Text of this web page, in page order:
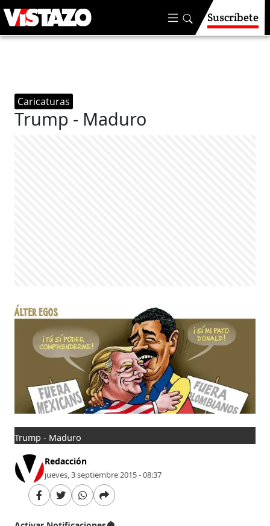
Suscríbete
Caricaturas
Trump - Maduro
Trump - Maduro
Redacción
jueves, 3 septiembre 2015 - 08:37